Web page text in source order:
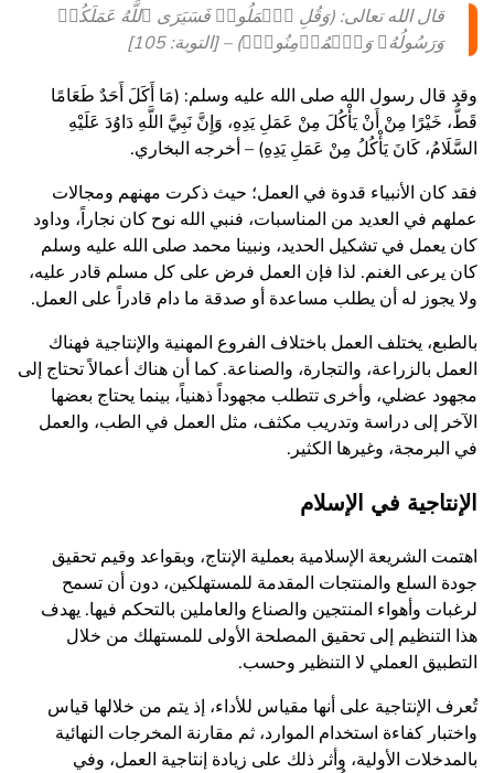
قال الله تعالى: (وَقُلِ ٱعۡمَلُوا۟ فَسَیَرَى ٱللَّهُ عَمَلَكُمۡ
وَرَسُولُهُۥ وَٱلۡمُؤۡمِنُونَۖ) – [التوبة: 105]
وقد قال رسول الله صلى الله عليه وسلم: (مَا أَكَلَ أَحَدٌ طَعَامًا
قَطُّ، خَيْرًا مِنْ أَنْ يَأْكُلَ مِنْ عَمَلِ يَدِهِ، وَإِنَّ نَبِيَّ اللَّهِ دَاوُدَ عَلَيْهِ
السَّلَامُ، كَانَ يَأْكُلُ مِنْ عَمَلِ يَدِهِ) – أخرجه البخاري.
فقد كان الأنبياء قدوة في العمل؛ حيث ذكرت مهنهم ومجالات
عملهم في العديد من المناسبات، فنبي الله نوح كان نجاراً، وداود
كان يعمل في تشكيل الحديد، ونبينا محمد صلى الله عليه وسلم
كان يرعى الغنم. لذا فإن العمل فرض على كل مسلم قادر عليه،
ولا يجوز له أن يطلب مساعدة أو صدقة ما دام قادراً على العمل.
بالطبع، يختلف العمل باختلاف الفروع المهنية والإنتاجية فهناك
العمل بالزراعة، والتجارة، والصناعة. كما أن هناك أعمالاً تحتاج إلى
مجهود عضلي، وأخرى تتطلب مجهوداً ذهنياً، بينما يحتاج بعضها
الآخر إلى دراسة وتدريب مكثف، مثل العمل في الطب، والعمل
في البرمجة، وغيرها الكثير.
الإنتاجية في الإسلام
اهتمت الشريعة الإسلامية بعملية الإنتاج، وبقواعد وقيم تحقيق
جودة السلع والمنتجات المقدمة للمستهلكين، دون أن تسمح
لرغبات وأهواء المنتجين والصناع والعاملين بالتحكم فيها. يهدف
هذا التنظيم إلى تحقيق المصلحة الأولى للمستهلك من خلال
التطبيق العملي لا التنظير وحسب.
تُعرف الإنتاجية على أنها مقياس للأداء، إذ يتم من خلالها قياس
واختبار كفاءة استخدام الموارد، ثم مقارنة المخرجات النهائية
بالمدخلات الأولية، وأثر ذلك على زيادة إنتاجية العمل، وفي